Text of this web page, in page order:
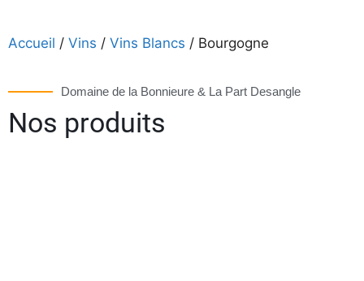
Accueil / Vins / Vins Blancs / Bourgogne
Domaine de la Bonnieure & La Part Desangle
Nos produits